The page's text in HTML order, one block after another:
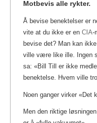
Motbevis alle rykter.
Å bevise benektelser er
vite at du ikke er en CIA-
bevise det? Man kan
ville være like ille.
Ingen
sa: «Bill Till er ikke
benektelse. Hvem ville
Noen ganger virker «Det
Men den riktige